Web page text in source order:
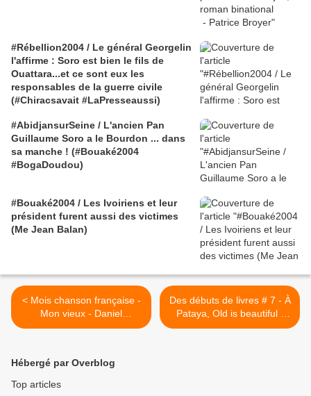
#Rébellion2004 / Le général Georgelin
l'affirme : Soro est bien le fils de
Ouattara...et ce sont eux les
responsables de la guerre civile
(#Chiracsavait #LaPresseaussi)
#AbidjansurSeine / L'ancien Pan
Guillaume Soro a le Bourdon ... dans
sa manche ! (#Bouaké2004
#BogaDoudou)
#Bouaké2004 / Les Ivoiriens et leur
président furent aussi des victimes
(Me Jean Balan)
< Mois chanson française -
Mon vieux - Daniel
Guichard (2007)
Des débuts de livres # 7 - À
Pataya, Old is beautiful -
François de Negroni lu par
Hébergé par Overblog
Top articles